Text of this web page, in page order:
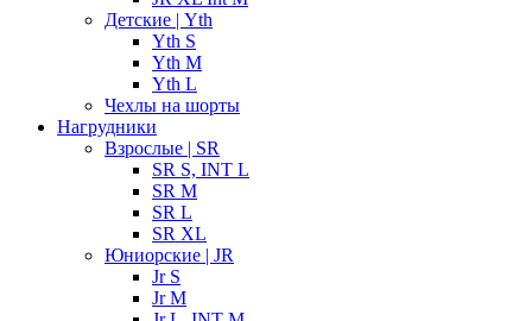
Детские | Yth
Yth S
Yth M
Yth L
Чехлы на шорты
Нагрудники
Взрослые | SR
SR S, INT L
SR M
SR L
SR XL
Юниорские | JR
Jr S
Jr M